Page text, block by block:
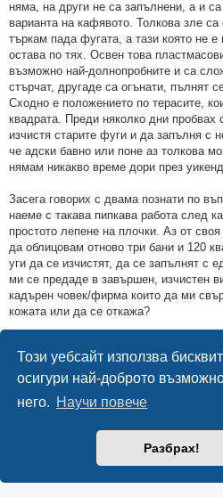
Този уебсайт използва
осигури най-доброто
него. Научи повече
Разбрах!
е
няма, на други не са запълнени, а и
варианта на кафявото. Толкова зле
търкам пада фугата, а тази която не е
остава по тях. Освен това
възможно най-долнопробните и са
стърчат, другаде са огънати, пълнят
Сходно е положението по терасите,
квадрата. Преди няколко дни пробвах
изчистя старите фуги и да запълня с
че адски бавно или поне аз толкова
нямам никакво време дори през
Засега говорих с двама познати по
наеме с такава пипкава работа след
простото лепене на плочки. Аз от
да облицовам отново три бани и 120
уги да се изчистят, да се запълнят с
ми се предаде в завършен, изчистен
кадърен човек/фирма които да ми
кожата или да се откажа?
Отговори
1 мнение
Мисия Моят Дом Начало